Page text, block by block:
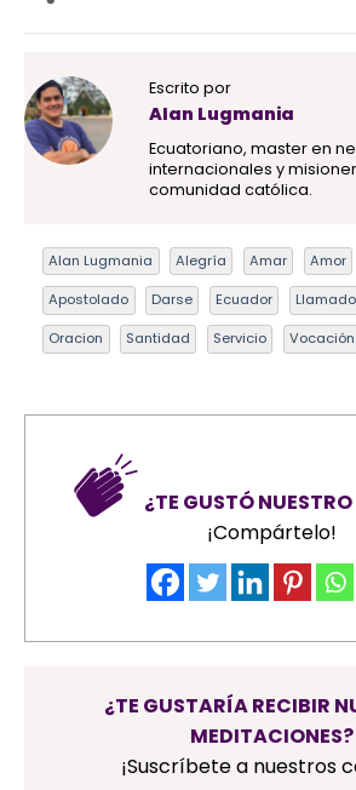
Escrito por
Alan Lugmania
Ecuatoriano, master en
internacionales y
comunidad católica.
Alan Lugmania Alegría Amar Amor
Apostolado Darse Ecuador
Oracion Santidad Servicio Vocación
¿TE GUSTÓ
¡Compártelo!
¿TE GUSTARÍA RECIBIR
MEDITACIONES?
¡Suscríbete a nuestros